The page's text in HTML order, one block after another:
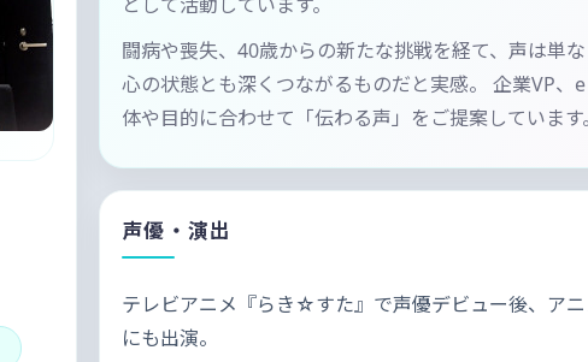
闘病や喪失、40歳からの新たな挑戦を経て、声は単
心の状態とも深くつながるものだと実感。 企業VP、
体や目的に合わせて「伝わる声」をご提案しています
声優・演出
テレビアニメ『らき☆すた』で声優デビュー後、ア
にも出演。